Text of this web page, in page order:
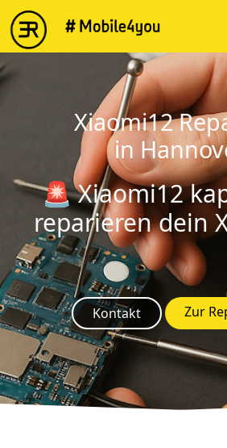
string(8) "Xiaomi12"
Xiaomi12
in
🚨 Xiaomi12
reparieren dein
Kontakt Zur